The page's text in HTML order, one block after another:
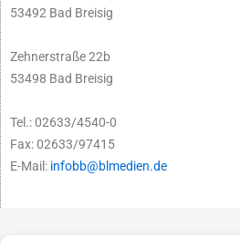
53492 Bad Breisig
Zehnerstraße 22b
53498 Bad Breisig
Tel.: 02633/4540-0
Fax: 02633/97415
E-Mail: infobb@blmedien.de